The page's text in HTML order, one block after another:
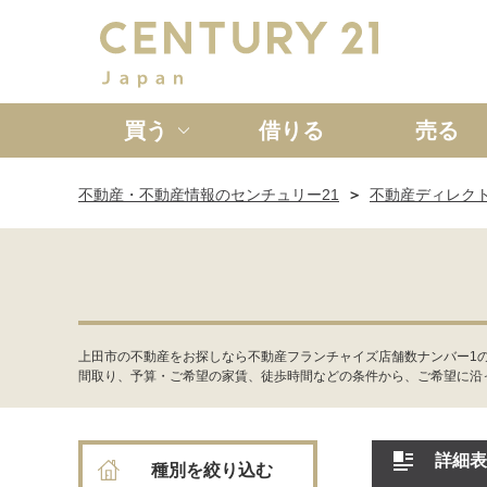
買う
新築一戸建て 中古一戸
借りる 売る
不動産・不動産情報のセンチュリー21 不動産ディレク
上田市の不動産をお探しなら不動産フランチャイズ店舗数ナンバー
間取り、予算・ご希望の家賃、徒歩時間などの条件から、ご希望に
詳細
種別を絞り込む